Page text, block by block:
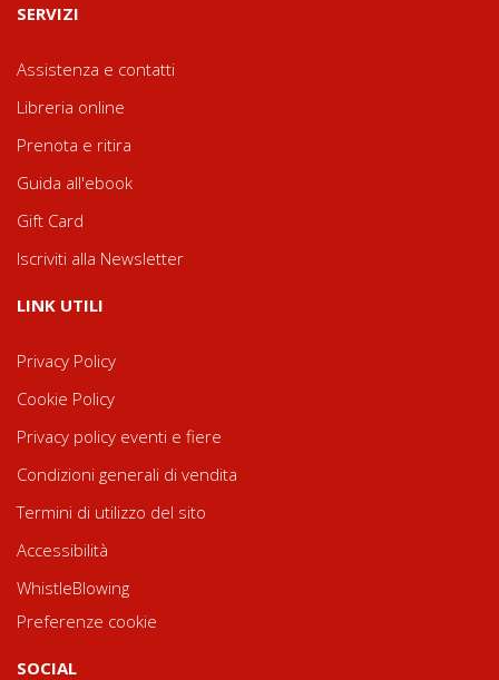
SERVIZI
Assistenza e contatti
Libreria online
Prenota e ritira
Guida all'ebook
Gift Card
Iscriviti alla Newsletter
LINK UTILI
Privacy Policy
Cookie Policy
Privacy policy eventi e fiere
Condizioni generali di vendita
Termini di utilizzo del sito
Accessibilità
WhistleBlowing
Preferenze cookie
SOCIAL